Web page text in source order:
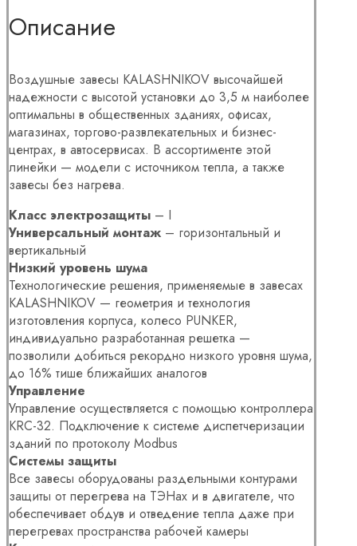
Описание
Воздушные завесы KALASHNIKOV высочайшей
надежности с высотой установки до 3,5 м наиболее
оптимальны в общественных зданиях, офисах,
магазинах, торгово-развлекательных и бизнес-
центрах, в автосервисах. В ассортименте этой
линейки — модели с источником тепла, а также
завесы без нагрева.
Класс электрозащиты – I
Универсальный монтаж – горизонтальный и
вертикальный
Низкий уровень шума
Технологические решения, применяемые в завесах
KALASHNIKOV — геометрия и технология
изготовления корпуса, колесо PUNKER,
индивидуально разработанная решетка —
позволили добиться рекордно низкого уровня шума,
до 16% тише ближайших аналогов
Управление
Управление осуществляется с помощью контроллера
KRC-32. Подключение к системе диспетчеризации
зданий по протоколу Modbus
Системы защиты
Все завесы оборудованы раздельными контурами
защиты от перегрева на ТЭНах и в двигателе, что
обеспечивает обдув и отведение тепла даже при
перегревах пространства рабочей камеры